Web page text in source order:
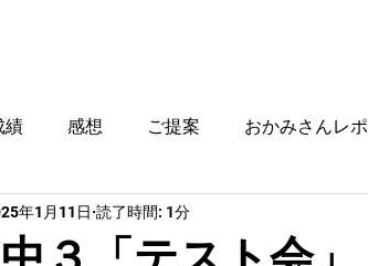
績 感想 ご提案 おかみさんレポ
験に役立つ情報
年1月11日 読了時間: 1分